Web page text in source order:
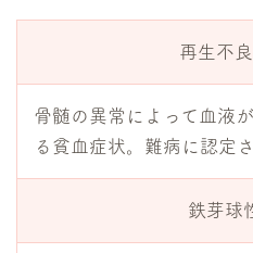
再生不
骨髄の異常によって血液
る貧血症状。難病に認定
鉄芽球